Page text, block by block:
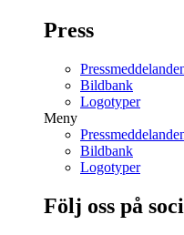
Press
Bildbank
Logotyper
Meny
Bildbank
Logotyper
Följ oss på